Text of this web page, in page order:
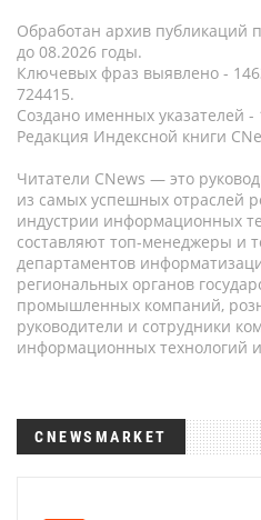
Обработан архив публикаций
до 08.2026 годы.
Ключевых фраз выявлено -
724415.
Создано именных указателей -
Редакция Индексной книги
Читатели CNews — это
из самых успешных отраслей
индустрии информационных
составляют топ-менеджеры и
департаментов
региональных органов
промышленных компаний,
руководители и сотрудники
информационных технологий и
CNEWSMARKET